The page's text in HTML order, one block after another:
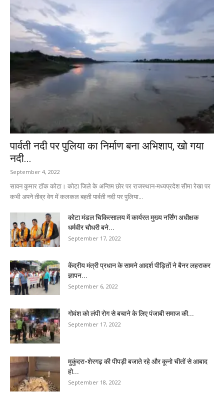
पार्वती नदी पर पुलिया का निर्माण बना अभिशाप, खो गया
नदी...
September 4, 2022
सावन कुमार टॉक कोटा। कोटा जिले के अन्तिम छोर पर राजस्थान-मध्यप्रदेश सीमा रेखा पर
कभी अपने तीव्र वेग में कलकल बहती पार्वती नदी पर पुलिया...
कोटा मंडल चिकित्सालय में कार्यरत मुख्य नर्सिंग अधीक्षक
धर्मवीर चौधरी बने...
September 17, 2022
केंद्रीय मंत्री प्रधान के सामने आदर्श पीड़ितों ने बैनर लहराकर
ज्ञापन...
September 6, 2022
गोवंश को लंपी रोग से बचाने के लिए पंजाबी समाज की...
September 17, 2022
मुकुंदरा-शेरगढ़ की पीपड़ी बजाते रहे और कूनो चीतों से आबाद
हो...
September 18, 2022